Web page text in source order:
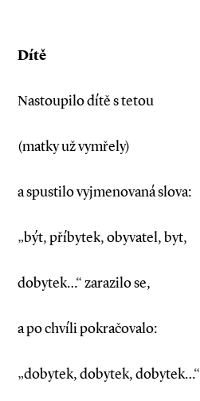
Dítě
Nastoupilo dítě s tetou
(matky už vymřely)
a spustilo vyjmenovaná slova:
„být, příbytek, obyvatel, byt,
dobytek…“ zarazilo se,
a po chvíli pokračovalo:
„dobytek, dobytek, dobytek…“